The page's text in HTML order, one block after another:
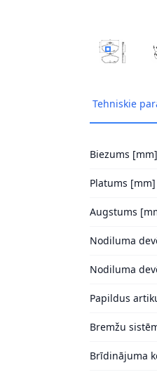
BREMŽU
Tehniskie
Biezums [mm]
Platums [mm]
Augstums
Nodiluma
Nodiluma
Papildus
Bremžu
Brīdinājuma